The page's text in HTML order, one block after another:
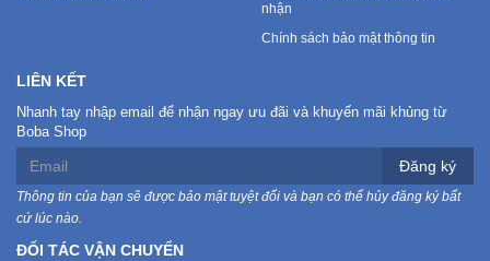
nhận
Chính sách bảo mật thông tin
LIÊN KẾT
Nhanh tay nhập email để nhận ngay ưu đãi và khuyến mãi khủng từ
Boba Shop
Đăng ký
Thông tin của bạn sẽ được bảo mật tuyệt đối và bạn có thể hủy đăng ký bất
cứ lúc nào.
ĐỐI TÁC VẬN CHUYỂN